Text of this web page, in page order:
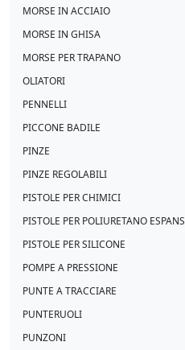
MORSE IN ACCIAIO
MORSE IN GHISA
MORSE PER TRAPANO
OLIATORI
PENNELLI
PICCONE BADILE
PINZE
PINZE REGOLABILI
PISTOLE PER CHIMICI
PISTOLE PER POLIURETANO ESPANS
PISTOLE PER SILICONE
POMPE A PRESSIONE
PUNTE A TRACCIARE
PUNTERUOLI
PUNZONI